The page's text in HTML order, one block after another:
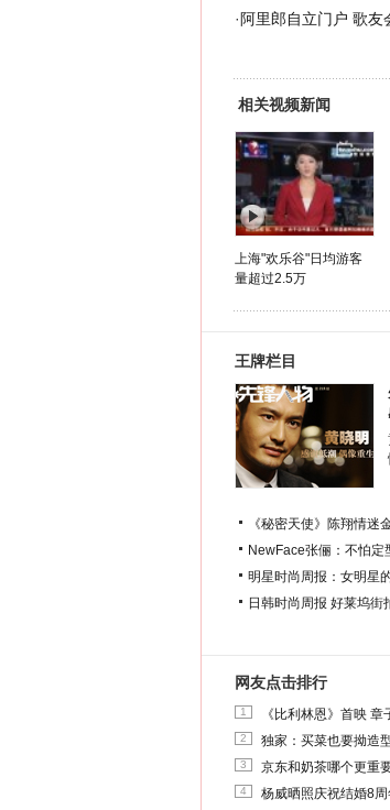
· 阿里郎自立门户 歌
相关视频新闻
上海"欢乐谷"日均游客
量超过2.5万
王牌栏目
《秘密天使》陈翔情迷
NewFace张俪：不怕定
明星时尚周报：女明星
日韩时尚周报 好莱坞街
网友点击排行
1 《比利林恩》首映
2 独家：买菜也要拗造
3 京东和奶茶哪个更重
4 杨威晒照庆祝结婚8